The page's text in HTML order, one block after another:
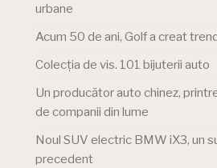
urbane
Acum 50 de ani, Golf a creat
Colecția de vis. 101 bijuterii auto
Un producător auto chinez,
de companii din lume
Noul SUV electric BMW iX3, un
precedent